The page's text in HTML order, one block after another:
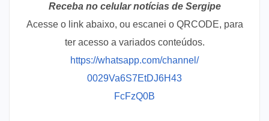
Receba no celular notícias de Sergipe
Acesse o link abaixo, ou escanei o QRCODE, para
ter acesso a variados conteúdos.
https://whatsapp.com/channel/
0029Va6S7EtDJ6H43
FcFzQ0B